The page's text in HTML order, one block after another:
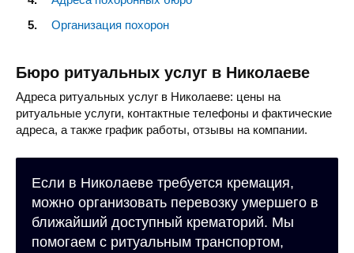
Организация похорон
Бюро ритуальных услуг в Николаеве
Адреса ритуальных услуг в Николаеве: цены на
ритуальные услуги, контактные телефоны и фактические
адреса, а также график работы, отзывы на компании.
Если в Николаеве требуется кремация,
можно организовать перевозку умершего в
ближайший доступный крематорий. Мы
помогаем с ритуальным транспортом,